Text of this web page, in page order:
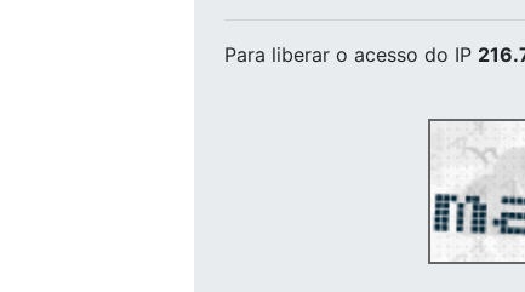
Para liberar o acesso do IP